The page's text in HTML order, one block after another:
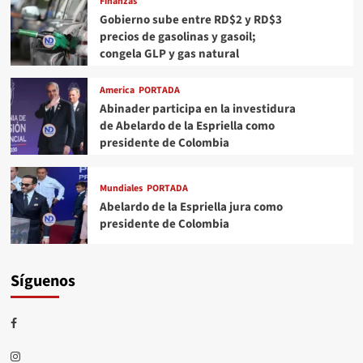
Gobierno sube entre RD$2 y RD$3
precios de gasolinas y gasoil;
congela GLP y gas natural
America PORTADA
Abinader participa en la investidura
de Abelardo de la Espriella como
presidente de Colombia
Mundiales PORTADA
Abelardo de la Espriella jura como
presidente de Colombia
Síguenos